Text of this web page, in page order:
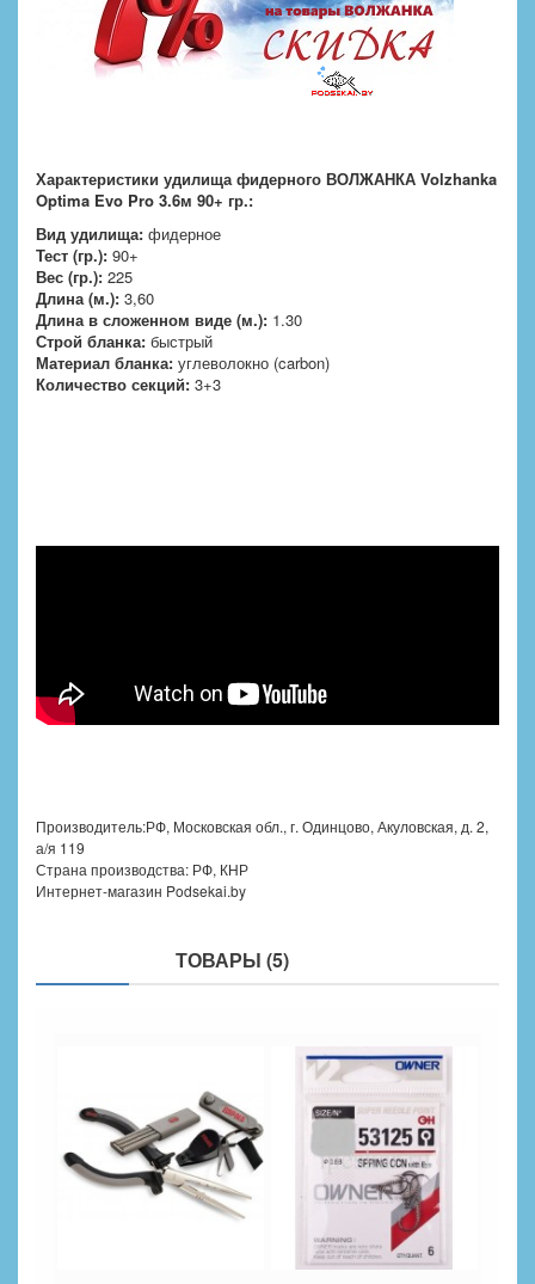
Характеристики удилища фидерного ВОЛЖАНКА Volzhanka
Optima Evo Pro 3.6м 90+ гр.:
Вид удилища: фидерное
Тест (гр.): 90+
Вес (гр.): 225
Длина (м.): 3,60
Длина в сложенном виде (м.): 1.30
Строй бланка: быстрый
Материал бланка: углеволокно (carbon)
Количество секций: 3+3
Производитель:РФ, Московская обл., г. Одинцово, Акуловская, д. 2,
а/я 119
Страна производства: РФ, КНР
Интернет-магазин Podsekai.by
ТОВАРЫ (5)